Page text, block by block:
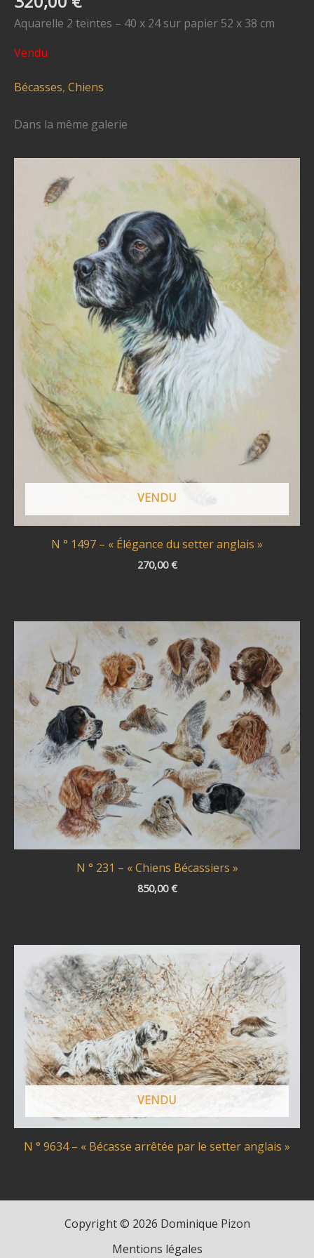
Aquarelle 2 teintes – 40 x 24 sur papier 52 x 38 cm
Vendu
Bécasses, Chiens
Dans la même galerie
VENDU
N ° 1497 – « Élégance du setter anglais »
270,00€
N ° 231 – « Chiens Bécassiers »
850,00€
VENDU
N ° 9634 – « Bécasse arrêtée par le setter anglais »
Copyright © 2026 Dominique Pizon
Mentions légales